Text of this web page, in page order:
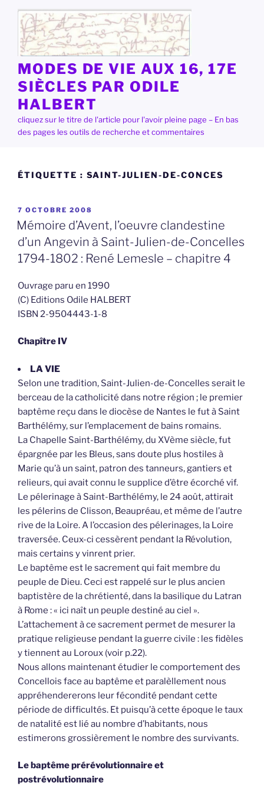
contenu
principal
MODES DE VIE AUX 16, 17E
SIÈCLES PAR ODILE
HALBERT
cliquez sur le titre de l'article pour l'avoir pleine page – En bas
des pages les outils de recherche et commentaires
ÉTIQUETTE : SAINT-JULIEN-DE-CONCES
PUBLIÉ
LE
7 OCTOBRE 2008
Mémoire d’Avent, l’oeuvre clandestine
d’un Angevin à Saint-Julien-de-Concelles
1794-1802 : René Lemesle – chapitre 4
Ouvrage paru en 1990
(C) Editions Odile HALBERT
ISBN 2-9504443-1-8
Chapître IV
LA VIE
Selon une tradition, Saint-Julien-de-Concelles serait le
berceau de la catholicité dans notre région ; le premier
baptême reçu dans le diocèse de Nantes le fut à Saint
Barthélémy, sur l’emplacement de bains romains.
La Chapelle Saint-Barthélémy, du XVème siècle, fut
épargnée par les Bleus, sans doute plus hostiles à
Marie qu’à un saint, patron des tanneurs, gantiers et
relieurs, qui avait connu le supplice d’être écorché vif.
Le pélerinage à Saint-Barthélémy, le 24 août, attirait
les pélerins de Clisson, Beaupréau, et même de l’autre
rive de la Loire. A l’occasion des pélerinages, la Loire
traversée. Ceux-ci cessèrent pendant la Révolution,
mais certains y vinrent prier.
Le baptême est le sacrement qui fait membre du
peuple de Dieu. Ceci est rappelé sur le plus ancien
baptistère de la chrétienté, dans la basilique du Latran
à Rome : « ici naît un peuple destiné au ciel ».
L’attachement à ce sacrement permet de mesurer la
pratique religieuse pendant la guerre civile : les fidèles
y tiennent au Loroux (voir p.22).
Nous allons maintenant étudier le comportement des
Concellois face au baptême et paralèllement nous
appréhendererons leur fécondité pendant cette
période de difficultés. Et puisqu’à cette époque le taux
de natalité est lié au nombre d’habitants, nous
estimerons grossièrement le nombre des survivants.
Le baptême prérévolutionnaire et
postrévolutionnaire